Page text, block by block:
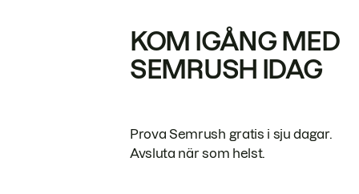
KOM IGÅNG MED
SEMRUSH IDAG
Prova Semrush gratis i sju dagar.
Avsluta när som helst.